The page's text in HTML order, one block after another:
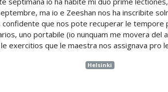
ma io e Zeeshan nos ha inscribite
confidente que nos pote recuperar le
uno portabile (io nunquam me movera del
exercitios que le maestra nos assignava
Helsinki